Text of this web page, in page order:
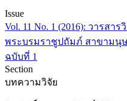
Issue
Vol. 11 No. 1 (2016): วารส
พระบรมราชูปถัมภ์ สาขามนุ
ฉบับที่ 1
Section
บทความวิจัย